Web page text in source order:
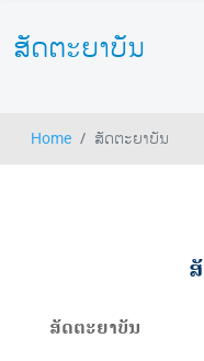
ສັດຕະຍາບັນ
Home ສັດຕະຍາບັນ
ສັດຕະຍາບັນ